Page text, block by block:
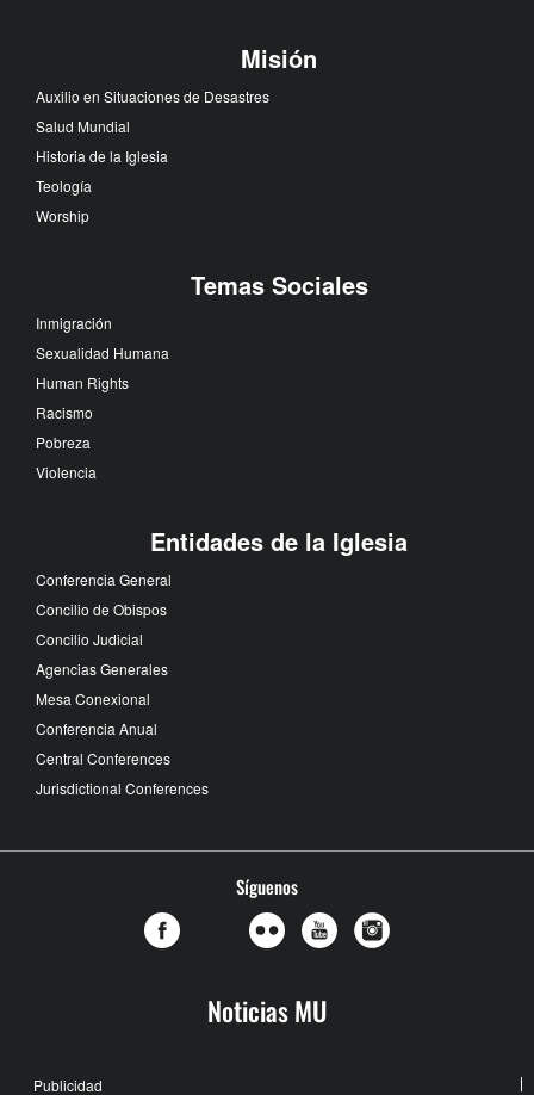
Misión
Auxilio en Situaciones de Desastres
Salud Mundial
Historia de la Iglesia
Teología
Worship
Temas Sociales
Inmigración
Sexualidad Humana
Human Rights
Racismo
Pobreza
Violencia
Entidades de la Iglesia
Conferencia General
Concilio de Obispos
Concilio Judicial
Agencias Generales
Mesa Conexional
Conferencia Anual
Central Conferences
Jurisdictional Conferences
Síguenos
Noticias MU
Publicidad